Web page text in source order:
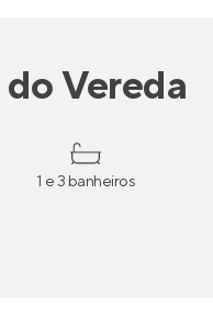
doVereda
1 e 3 banheiros